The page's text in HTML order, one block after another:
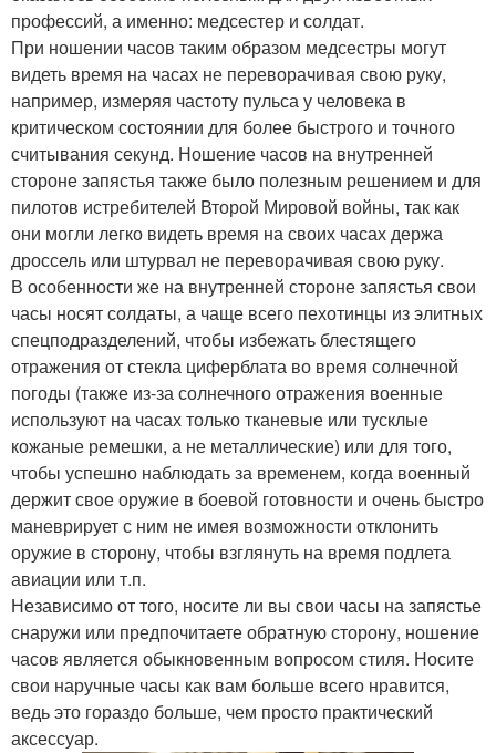
профессий, а именно: медсестер и солдат.
При ношении часов таким образом медсестры могут
видеть время на часах не переворачивая свою руку,
например, измеряя частоту пульса у человека в
критическом состоянии для более быстрого и точного
считывания секунд. Ношение часов на внутренней
стороне запястья также было полезным решением и для
пилотов истребителей Второй Мировой войны, так как
они могли легко видеть время на своих часах держа
дроссель или штурвал не переворачивая свою руку.
В особенности же на внутренней стороне запястья свои
часы носят солдаты, а чаще всего пехотинцы из элитных
спецподразделений, чтобы избежать блестящего
отражения от стекла циферблата во время солнечной
погоды (также из-за солнечного отражения военные
используют на часах только тканевые или тусклые
кожаные ремешки, а не металлические) или для того,
чтобы успешно наблюдать за временем, когда военный
держит свое оружие в боевой готовности и очень быстро
маневрирует с ним не имея возможности отклонить
оружие в сторону, чтобы взглянуть на время подлета
авиации или т.п.
Независимо от того, носите ли вы свои часы на запястье
снаружи или предпочитаете обратную сторону, ношение
часов является обыкновенным вопросом стиля. Носите
свои наручные часы как вам больше всего нравится,
ведь это гораздо больше, чем просто практический
аксессуар.